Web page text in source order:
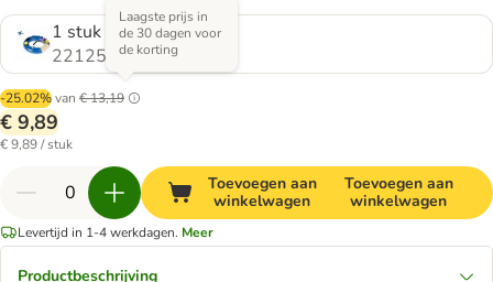
1 stuk
2212560.0
-25.02%van € 13,19
Laagste prijs in
de 30 dagen voor
de korting
€ 9,89
€ 9,89 / stuk
Toevoegen aan
winkelwagen
Toevoegen aan
winkelwagen
Levertijd in 1-4 werkdagen. Meer
Productbeschrijving